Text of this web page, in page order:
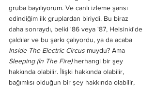
gruba bayılıyorum. Ve canlı izleme şansı
edindiğim ilk gruplardan biriydi. Bu biraz
daha sonraydı, belki '86 veya '87, Helsinki'de
çaldılar ve bu şarkı çalıyordu, ya da acaba
Inside The Electric Circus muydu? Ama
Sleeping (In The Fire) herhangi bir şey
hakkında olabilir. İlişki hakkında olabilir,
bağımlısı olduğun bir şey hakkında olabilir,